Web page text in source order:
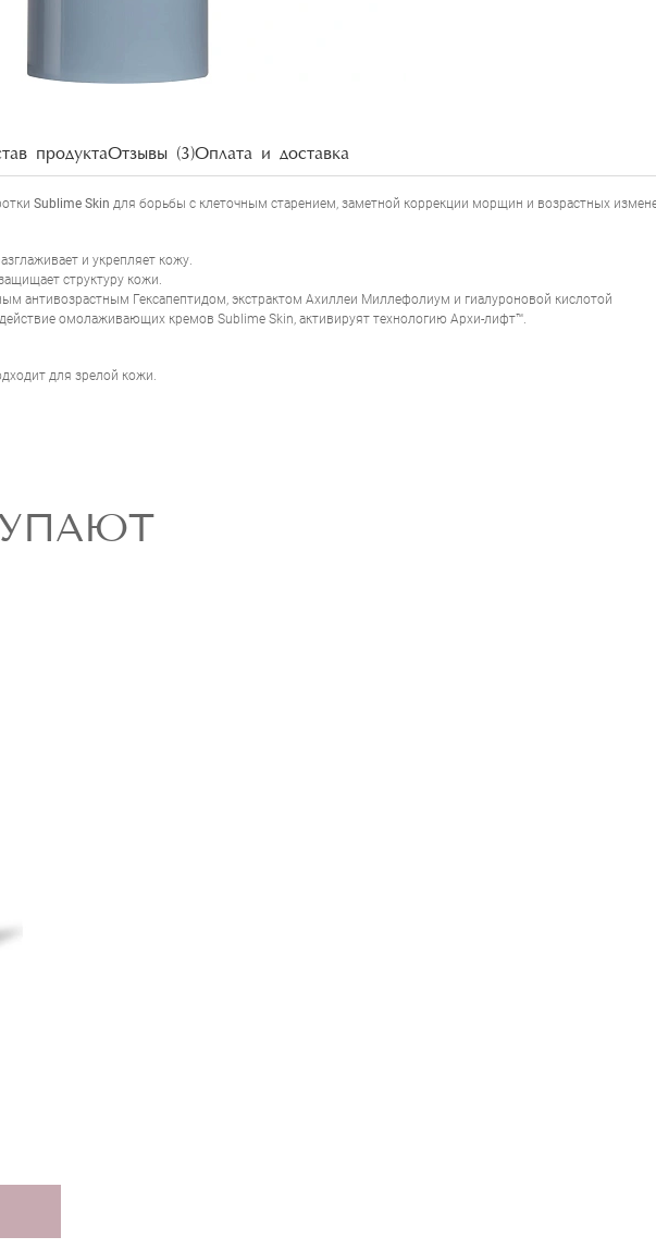
продуктаОтзывы (3)Оплата и доставка
Sublime Skin для борьбы с клеточным старением, заметной коррекции морщин и возрастных
и укрепляет кожу.
структуру кожи.
антивозрастным Гексапептидом, экстрактом Ахиллеи Миллефолиум и гиалуроновой кислотой
омолаживающих кремов Sublime Skin, активируят технологию Архи-лифт™.
для зрелой кожи.